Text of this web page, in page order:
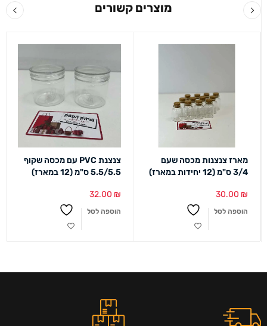
מוצרים קשורים
מארז צנצנות מכסה שעם
3/4 ס"מ (12 יחידות במארז)
30.00 ₪
הוספה לסל
צנצנת PVC עם מכסה שקוף
5.5/5.5 ס"מ (12 במארז)
32.00 ₪
הוספה לסל